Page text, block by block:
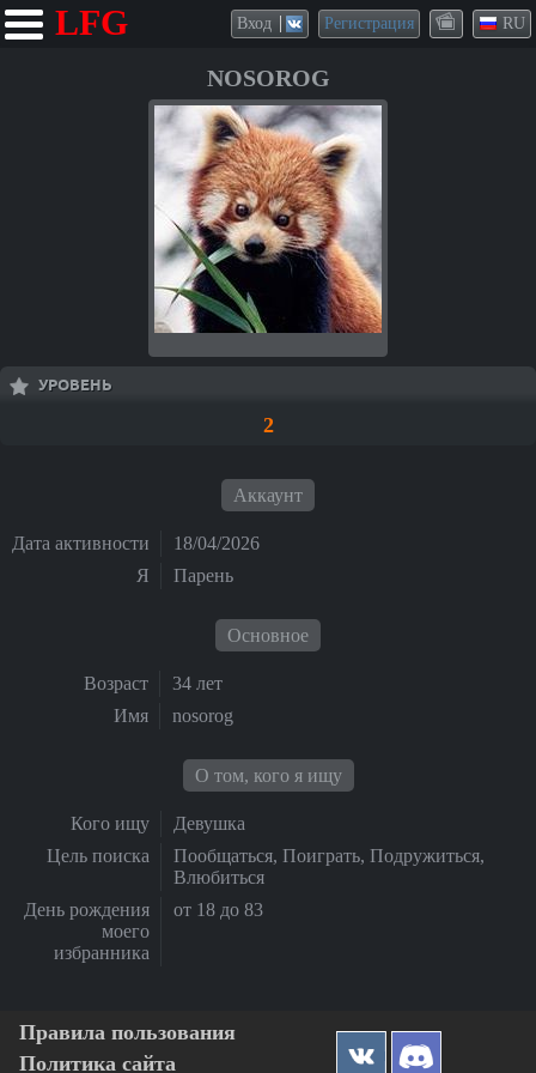
LFG Вход Регистрация RU
NOSOROG
УРОВЕНЬ
2
Аккаунт
Дата активности
18/04/2026
Я
Парень
Основное
Возраст
34 лет
Имя
nosorog
О том, кого я ищу
Кого ищу
Девушка
Цель поиска
Пообщаться, Поиграть, Подружиться,
Влюбиться
День рождения
моего
избранника
от 18 до 83
Правила пользования
Политика сайта